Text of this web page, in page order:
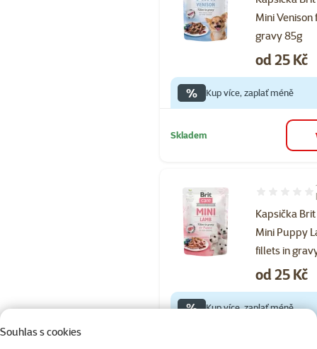
Souhlas s cookies
Mini Venison
gravy 85g
Cena
od 25 Kč
% Kup více, zaplať méně
Skladem
Kapsička
Mini Puppy
fillets in
Hodnocení
Cena
od 25 Kč
% Kup více, zaplať méně